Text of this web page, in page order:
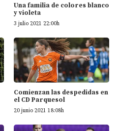
Una familia de colores blanco
y violeta
3 julio 2021 22:00h
Comienzan las despedidas en
el CD Parquesol
20 junio 2021 18:08h